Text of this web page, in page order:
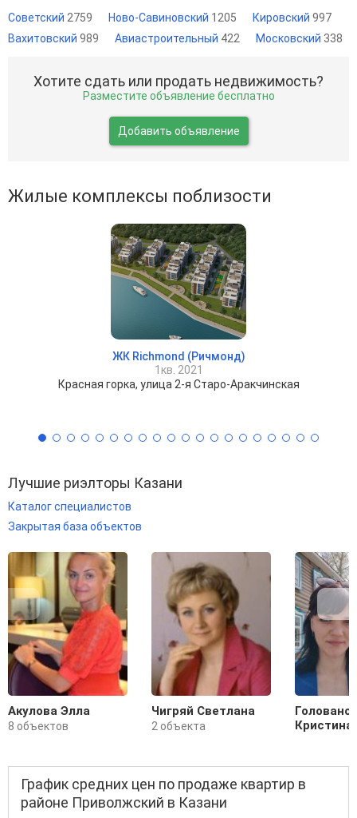
Советский 2759 Ново-Савиновский 1205 Кировский 997
Вахитовский 989 Авиастроительный 422 Московский 338
Хотите сдать или продать недвижимость?
Разместите объявление бесплатно
Добавить объявление
Жилые комплексы поблизости
ЖК Richmond (Ричмонд)
1кв. 2021
Красная горка, улица 2-я Старо-Аракчинская
Лучшие риэлторы Казани
Каталог специалистов
Закрытая база объектов
Акулова Элла
8 объектов
Чигряй Светлана
2 объекта
Кристина
График средних цен по продаже квартир в
районе Приволжский в Казани